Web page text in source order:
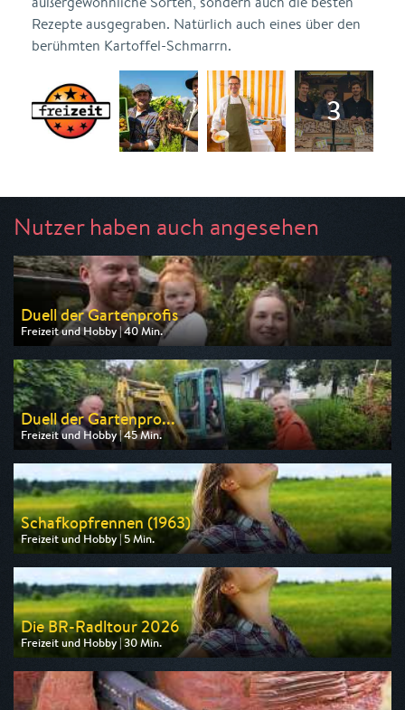
Rezepte ausgegraben. Natürlich auch eines über den
berühmten Kartoffel-Schmarrn.
Nutzer haben auch angesehen
Duell der Gartenprofis
Freizeit und Hobby | 40 Min.
Ausgestrahlt von ZDF
am 09.08.2026, 14:45
Duell der Gartenpro...
Freizeit und Hobby | 45 Min.
Ausgestrahlt von ZDF neo
am 10.08.2026, 09:40
Schafkopfrennen (1963)
Freizeit und Hobby | 5 Min.
Ausgestrahlt von ARD alpha
am 11.08.2026, 12:55
Die BR-Radltour 2026
Freizeit und Hobby | 30 Min.
Ausgestrahlt von BR
am 23.08.2026, 16:15